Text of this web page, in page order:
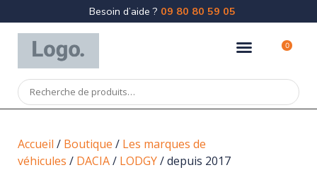
Besoin d’aide ? 09 80 80 59 05
0
Accueil / Boutique / Les marques de
véhicules / DACIA/ LODGY/ depuis 2017